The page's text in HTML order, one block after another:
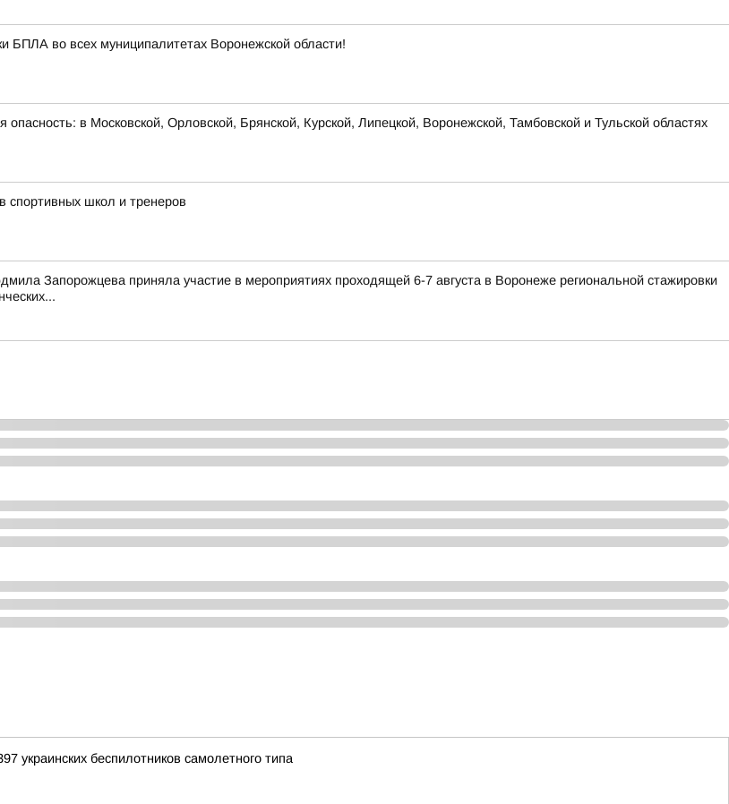
БПЛА во всех муниципалитетах Воронежской области!
в Московской, Орловской, Брянской, Курской, Липецкой, Воронежской, Тамбовской и Тульской областях
спортивных школ и тренеров
Запорожцева приняла участие в мероприятиях проходящей 6-7 августа в Воронеже региональной стажировки
украинских беспилотников самолетного типа